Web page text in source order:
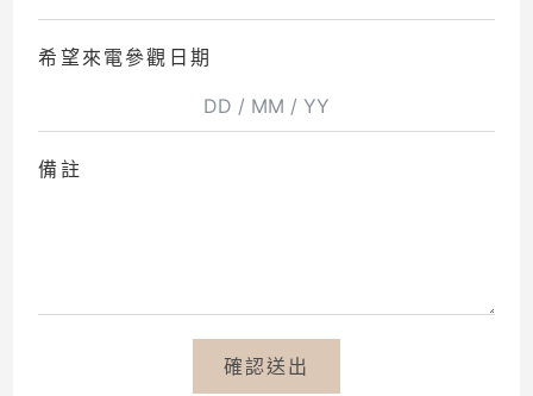
希望來電參觀日期
備註
確認送出